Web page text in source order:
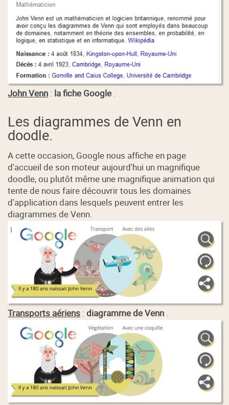
John Venn : la fiche Google .
Les diagrammes de Venn en
doodle.
A cette occasion, Google nous affiche en page
d'accueil de son moteur aujourd'hui un magnifique
doodle, ou plutôt même une magnifique animation qui
tente de nous faire découvrir tous les domaines
d'application dans lesquels peuvent entrer les
diagrammes de Venn.
Transports aériens :diagramme de Venn .